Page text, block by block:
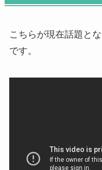
こちらが現在話題と
です。